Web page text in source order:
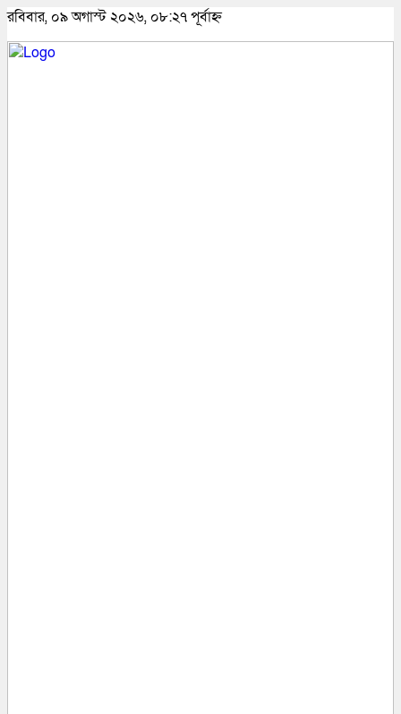
রবিবার, ০৯ অগাস্ট ২০২৬, ০৮:২৭ পূর্বাহ্ন